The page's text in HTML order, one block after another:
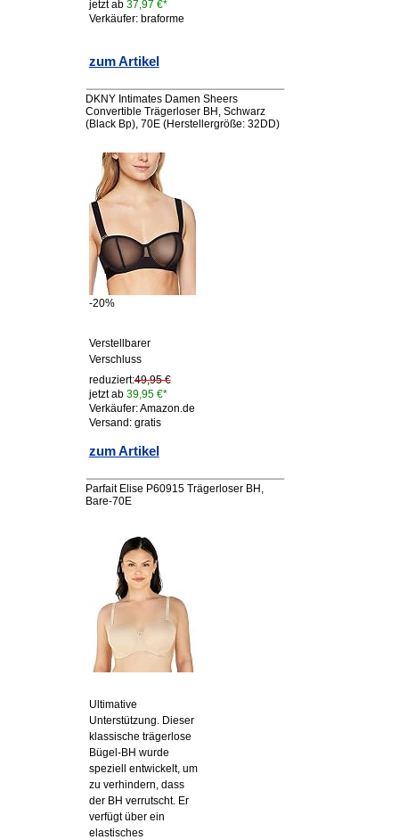
jetzt ab 37,97 €*
Verkäufer: braforme
zum Artikel
DKNY Intimates Damen Sheers
Convertible Trägerloser BH, Schwarz
(Black Bp), 70E (Herstellergröße: 32DD)
-20%
Verstellbarer
Verschluss
reduziert:49,95 €
jetzt ab 39,95 €*
Verkäufer: Amazon.de
Versand: gratis
zum Artikel
Parfait Elise P60915 Trägerloser BH,
Bare-70E
Ultimative
Unterstützung. Dieser
klassische trägerlose
Bügel-BH wurde
speziell entwickelt, um
zu verhindern, dass
der BH verrutscht. Er
verfügt über ein
elastisches